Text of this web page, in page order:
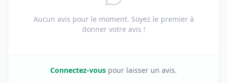
Aucun avis pour le moment. Soyez le premier à
donner votre avis !
Connectez-vous pour laisser un avis.